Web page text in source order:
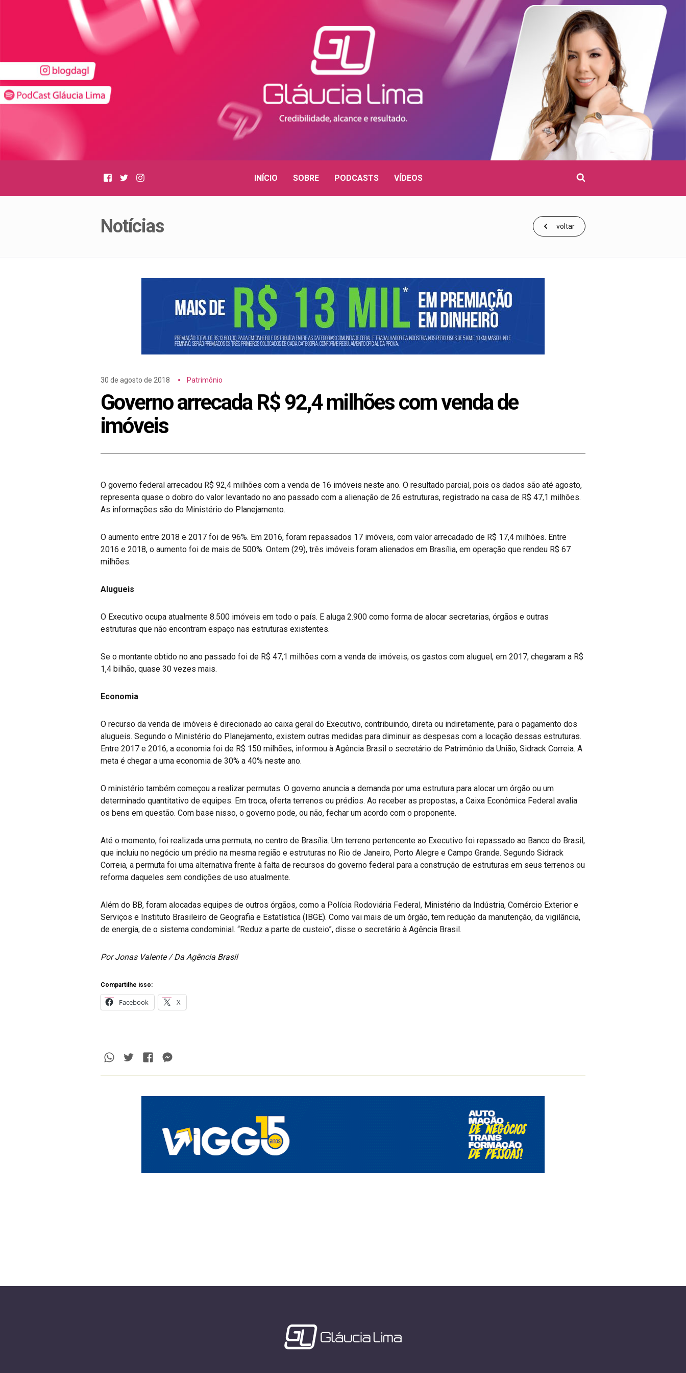
Facebook
Twitter
pesquisar
INÍCIO SOBRE PODCASTS VÍDEOS
Notícias voltar
30 de agosto de 2018 Patrimônio
Governo arrecada R$ 92,4 milhões com venda de
imóveis
O governo federal arrecadou R$ 92,4 milhões com a venda de 16 imóveis neste ano. O resultado parcial, pois os dados são até agosto,
representa quase o dobro do valor levantado no ano passado com a alienação de 26 estruturas, registrado na casa de R$ 47,1 milhões.
As informações são do Ministério do Planejamento.
O aumento entre 2018 e 2017 foi de 96%. Em 2016, foram repassados 17 imóveis, com valor arrecadado de R$ 17,4 milhões. Entre
2016 e 2018, o aumento foi de mais de 500%. Ontem (29), três imóveis foram alienados em Brasília, em operação que rendeu R$ 67
milhões.
Alugueis
O Executivo ocupa atualmente 8.500 imóveis em todo o país. E aluga 2.900 como forma de alocar secretarias, órgãos e outras
estruturas que não encontram espaço nas estruturas existentes.
Se o montante obtido no ano passado foi de R$ 47,1 milhões com a venda de imóveis, os gastos com aluguel, em 2017, chegaram a R$
1,4 bilhão, quase 30 vezes mais.
Economia
O recurso da venda de imóveis é direcionado ao caixa geral do Executivo, contribuindo, direta ou indiretamente, para o pagamento dos
alugueis. Segundo o Ministério do Planejamento, existem outras medidas para diminuir as despesas com a locação dessas estruturas.
Entre 2017 e 2016, a economia foi de R$ 150 milhões, informou à Agência Brasil o secretário de Patrimônio da União, Sidrack Correia. A
meta é chegar a uma economia de 30% a 40% neste ano.
O ministério também começou a realizar permutas. O governo anuncia a demanda por uma estrutura para alocar um órgão ou um
determinado quantitativo de equipes. Em troca, oferta terrenos ou prédios. Ao receber as propostas, a Caixa Econômica Federal avalia
os bens em questão. Com base nisso, o governo pode, ou não, fechar um acordo com o proponente.
Até o momento, foi realizada uma permuta, no centro de Brasília. Um terreno pertencente ao Executivo foi repassado ao Banco do Brasil,
que incluiu no negócio um prédio na mesma região e estruturas no Rio de Janeiro, Porto Alegre e Campo Grande. Segundo Sidrack
Correia, a permuta foi uma alternativa frente à falta de recursos do governo federal para a construção de estruturas em seus terrenos ou
reforma daqueles sem condições de uso atualmente.
Além do BB, foram alocadas equipes de outros órgãos, como a Polícia Rodoviária Federal, Ministério da Indústria, Comércio Exterior e
Serviços e Instituto Brasileiro de Geografia e Estatística (IBGE). Como vai mais de um órgão, tem redução da manutenção, da vigilância,
de energia, de o sistema condominial. “Reduz a parte de custeio”, disse o secretário à Agência Brasil.
Por Jonas Valente / Da Agência Brasil
Compartilhe isso:
Facebook X
Whatsapp
TwitterFacebook